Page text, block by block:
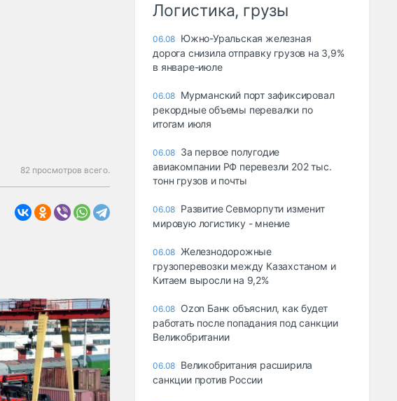
82 просмотров всего.
Логистика, грузы
06.08 Южно-Уральская железная
дорога снизила отправку грузов на 3,9%
в январе-июле
06.08 Мурманский порт зафиксировал
рекордные объемы перевалки по
итогам июля
06.08 За первое полугодие
авиакомпании РФ перевезли 202 тыс.
тонн грузов и почты
06.08 Развитие Севморпути изменит
мировую логистику - мнение
06.08 Железнодорожные
грузоперевозки между Казахстаном и
Китаем выросли на 9,2%
06.08 Ozon Банк объяснил, как будет
работать после попадания под санкции
Великобритании
06.08 Великобритания расширила
санкции против России